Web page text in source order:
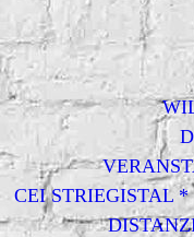
CEI STRIEGISTAL